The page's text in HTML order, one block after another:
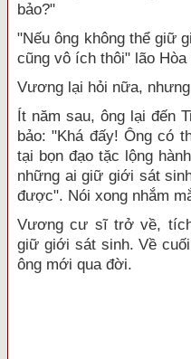
bảo?"
"Nếu ông không thể giữ
cũng vô ích thôi" lão
Vương lại hỏi nữa,
Ít năm sau, ông lại đến
bảo: "Khá đấy! Ông có
tại bọn đạo tặc lộng
những ai giữ giới sát
được". Nói xong nhắm
Vương cư sĩ trở về,
giữ giới sát sinh. Về
ông mới qua đời.